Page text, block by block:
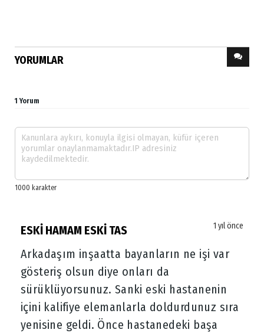
YORUMLAR
1 Yorum
ESKİ HAMAM ESKİ TAS 1 yıl önce
Arkadaşım inşaatta bayanların ne işi var
gösteriş olsun diye onları da
sürüklüyorsunuz. Sanki eski hastanenin
içini kalifiye elemanlarla doldurdunuz sıra
yenisine geldi. Önce hastanedeki başa